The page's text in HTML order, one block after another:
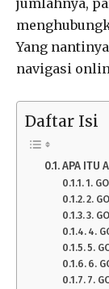
Yang
navigasi
Daftar Isi
APA ITU
1.
2.
3.
4.
5.
6.
7.